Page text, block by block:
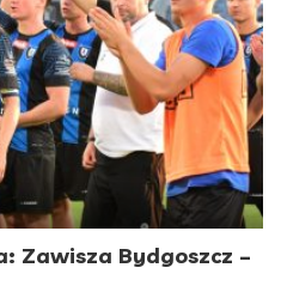
Zawisza Bydgoszcz –